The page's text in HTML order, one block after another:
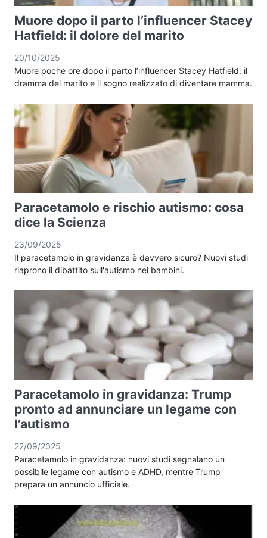
Muore dopo il parto l’influencer Stacey
Hatfield: il dolore del marito
20/10/2025
Muore poche ore dopo il parto l’influencer Stacey Hatfield: il
dramma del marito e il sogno realizzato di diventare mamma.
Paracetamolo e rischio autismo: cosa
dice la Scienza
23/09/2025
Il paracetamolo in gravidanza è davvero sicuro? Nuovi studi
riaprono il dibattito sull'autismo nei bambini.
Paracetamolo in gravidanza: Trump
pronto ad annunciare un legame con
l’autismo
22/09/2025
Paracetamolo in gravidanza: nuovi studi segnalano un
possibile legame con autismo e ADHD, mentre Trump
prepara un annuncio ufficiale.